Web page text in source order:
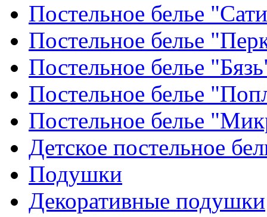
Постельное белье
Постельное белье
Постельное белье
Постельное белье
Постельное белье
Детское постельное
Подушки
Декоративные подушки